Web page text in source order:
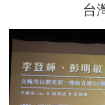
台